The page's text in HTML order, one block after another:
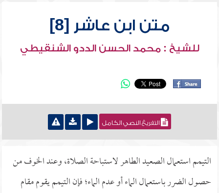
متن ابن عاشر [8]
للشيخ : محمد الحسن الددو الشنقيطي
التفريغ النصي الكامل
التيمم استعمال الصعيد الطاهر لاستباحة الصلاة، وعند الخوف من
حصول الضرر باستعمال الماء أو عدم الماء؛ فإن التيمم يقوم مقام